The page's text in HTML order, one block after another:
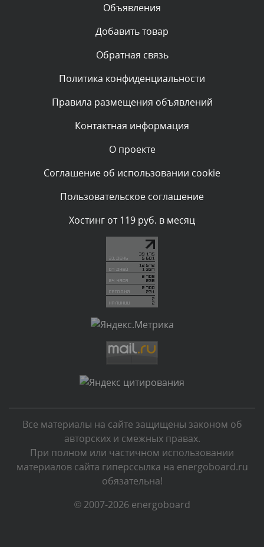
Комментарий проверяется
администратором.
Комментарий проверяется
администратором.
Комментарий проверяется
администратором.
Комментарий проверяется
Текст комментария будет виден после проверки
Комментарий проверяется
Текст комментария будет виден после проверки
администратором.
Текст комментария будет виден после проверки
администратором.
Комментарий проверяется
Текст комментария будет виден после проверки
администратором.
Вчера, в 07:01
Комментарий проверяется
Объявления
Добавить товар
Обратная связь
Политика конфиденциальности
Правила размещения объявлений
Контактная информация
О проекте
Соглашение об использовании cookie
Пользовательское соглашение
Хостинг от 119 руб. в месяц
Все материалы на сайте защищены законом об
авторских и смежных правах.
При полном или частичном использовании
материалов сайта гиперссылка на energoboard.ru
обязательна!
© 2007-2026 energoboard